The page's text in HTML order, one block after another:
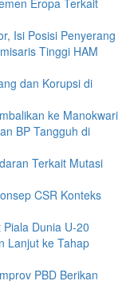
Eropa Terkait
Isi Posisi Penyerang
Tinggi HAM
dan Korupsi di
ke Manokwari
BP Tangguh di
Terkait Mutasi
CSR Konteks
Dunia U-20
Lanjut ke Tahap
PBD Berikan